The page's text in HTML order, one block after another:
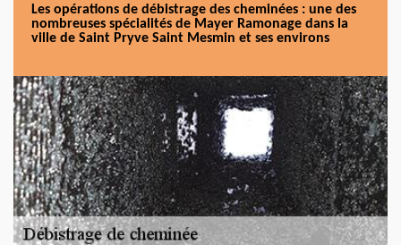
Les opérations de débistrage des cheminées : une des
nombreuses spécialités de Mayer Ramonage dans la
ville de Saint Pryve Saint Mesmin et ses environs